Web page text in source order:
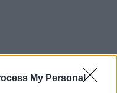
My Personal